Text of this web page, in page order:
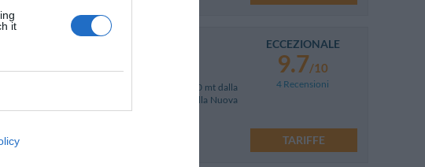
it
Centro, la zona centrale di Rimini Mare, a 150 mt dalla
della Riviera di Rimini, al 105 Stadium e alla Nuova
ECCEZIONALE
9.7/10
4 Recensioni
TARIFFE